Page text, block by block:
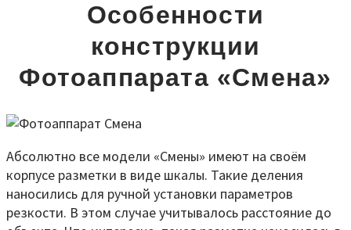
Особенности
конструкции
Фотоаппарата «Смена»
Абсолютно все модели «Смены» имеют на своём
корпусе разметки в виде шкалы. Такие деления
наносились для ручной установки параметров
резкости. В этом случае учитывалось расстояние до